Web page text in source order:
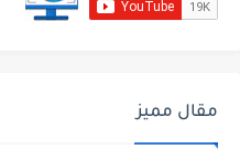
مقال مميز